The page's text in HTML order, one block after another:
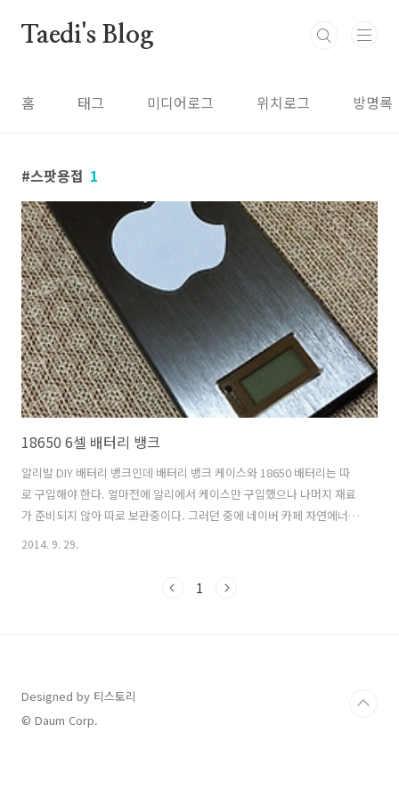
Taedi's Blog
홈 태그 미디어로그 위치로그 방명록
스팟용접 1
18650 6셀 배터리 뱅크
알리발 DIY 배터리 뱅크인데 배터리 뱅크 케이스와 18650 배터리는 따
로 구입해야 한다. 얼마전에 알리에서 케이스만 구입했으나 나머지 재료
가 준비되지 않아 따로 보관중이다. 그러던 중에 네이버 카페 자연에너지
에서 어떤 분이 조립된 제품을 팔길래 바로 연락을 해서 택배로 하루만에
상대적으로 작아서 되도록이면 18650 건전지의 스폿용접을 권장한다.
2014. 9. 29.
1
Designed by 티스토리
© Daum Corp.